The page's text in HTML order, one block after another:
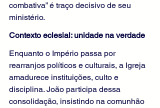
combativa” é traço decisivo de seu
ministério.
Contexto eclesial: unidade na verdade
Enquanto o Império passa por
rearranjos políticos e culturais, a Igreja
amadurece instituições, culto e
disciplina. João participa dessa
consolidação, insistindo na comunhão